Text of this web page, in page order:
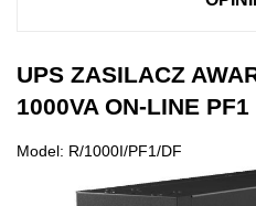
UPS ZASILACZ
1000VA ON-LINE
Model: R/1000I/PF1/DF